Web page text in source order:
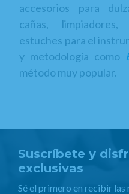
accesorios para
cañas, limpiadores,
estuches para el
y metodología como
método muy popular.
Suscríbete y
exclusivas
Sé el primero en recibir